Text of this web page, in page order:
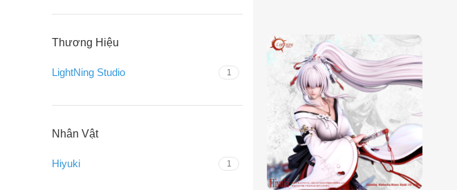
Thương Hiệu
LightNing Studio 1
Nhân Vật
Hiyuki 1